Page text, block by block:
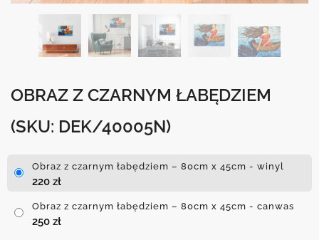
OBRAZ Z CZARNYM ŁABĘDZIEM
(SKU: DEK/40005N)
Obraz z czarnym łabędziem – 80cm x 45cm - winyl
220 zł
Obraz z czarnym łabędziem – 80cm x 45cm - canwas
250 zł